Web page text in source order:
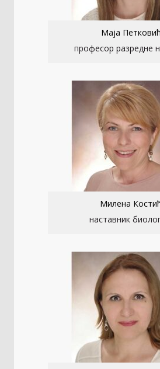
Маја Петковић
професор разредне
Милена
наставник